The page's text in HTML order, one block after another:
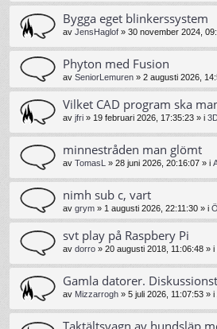
Bygga eget blinkerssystem
av JensHaglof » 30 november 2024,
Phyton med Fusion
av SeniorLemuren » 2 augusti 2026,
Vilket CAD program ska
av jfri » 19 februari 2026, 17:35:23 » i
minnestråden man glömt
av TomasL » 28 juni 2026, 20:16:07 » i
nimh sub c, vart
av grym » 1 augusti 2026, 22:11:30 » i
svt play på Raspbery Pi
av dorro » 20 augusti 2018, 11:06:48 » i
Gamla datorer.
av Mizzarrogh » 5 juli 2026, 11:07:53 » i